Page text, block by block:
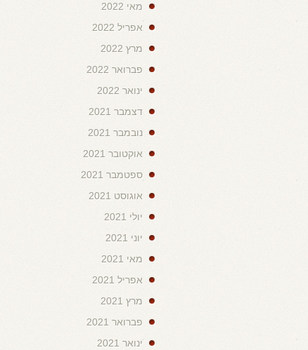
מאי 2022
אפריל 2022
מרץ 2022
פברואר 2022
ינואר 2022
דצמבר 2021
נובמבר 2021
אוקטובר 2021
ספטמבר 2021
אוגוסט 2021
יולי 2021
יוני 2021
מאי 2021
אפריל 2021
מרץ 2021
פברואר 2021
ינואר 2021